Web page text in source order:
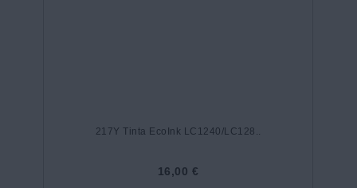
217Y Tinta EcoInk LC1240/LC128..
16,00 €